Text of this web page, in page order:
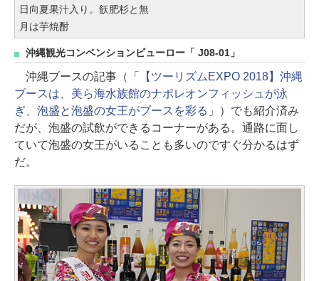
日向夏果汁入り。飫肥杉と無
月は芋焼酎
沖縄観光コンベンションビューロー「 J08-01」
沖縄ブースの記事（「
【ツーリズムEXPO 2018】沖縄
ブースは、美ら海水族館のナポレオンフィッシュが泳
ぎ、泡盛と泡盛の女王がブースを彩る 」）でも紹介済み
だが、泡盛の試飲ができるコーナーがある。通路に面し
ていて泡盛の女王がいることも多いのですぐ分かるはず
だ。